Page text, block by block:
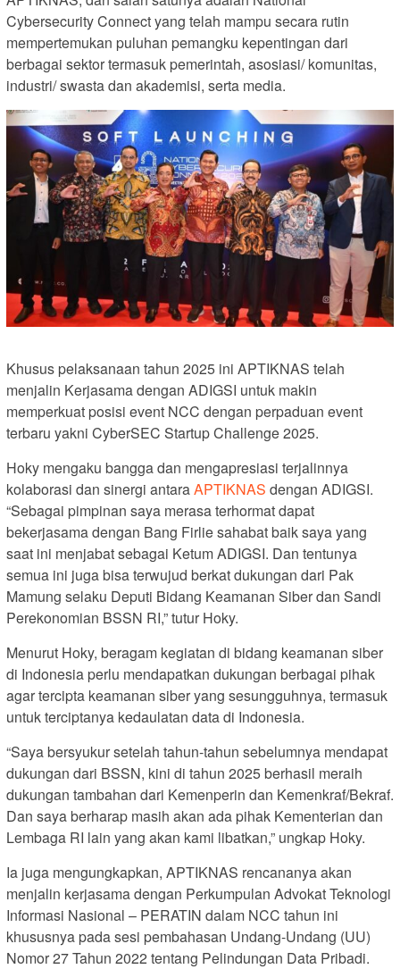
Cybersecurity Connect yang telah mampu secara rutin
mempertemukan puluhan pemangku kepentingan dari
berbagai sektor termasuk pemerintah, asosiasi/ komunitas,
industri/ swasta dan akademisi, serta media.
Khusus pelaksanaan tahun 2025 ini APTIKNAS telah
menjalin Kerjasama dengan ADIGSI untuk makin
memperkuat posisi event NCC dengan perpaduan event
terbaru yakni CyberSEC Startup Challenge 2025.
Hoky mengaku bangga dan mengapresiasi terjalinnya
kolaborasi dan sinergi antaraAPTIKNAS dengan ADIGSI.
“Sebagai pimpinan saya merasa terhormat dapat
bekerjasama dengan Bang Firlie sahabat baik saya yang
saat ini menjabat sebagai Ketum ADIGSI. Dan tentunya
semua ini juga bisa terwujud berkat dukungan dari Pak
Mamung selaku Deputi Bidang Keamanan Siber dan Sandi
Perekonomian BSSN RI,” tutur Hoky.
Menurut Hoky, beragam kegiatan di bidang keamanan siber
di Indonesia perlu mendapatkan dukungan berbagai pihak
agar tercipta keamanan siber yang sesungguhnya, termasuk
untuk terciptanya kedaulatan data di Indonesia.
“Saya bersyukur setelah tahun-tahun sebelumnya mendapat
dukungan dari BSSN, kini di tahun 2025 berhasil meraih
dukungan tambahan dari Kemenperin dan Kemenkraf/Bekraf.
Dan saya berharap masih akan ada pihak Kementerian dan
Lembaga RI lain yang akan kami libatkan,” ungkap Hoky.
Ia juga mengungkapkan, APTIKNAS rencananya akan
menjalin kerjasama dengan Perkumpulan Advokat Teknologi
Informasi Nasional – PERATIN dalam NCC tahun ini
khususnya pada sesi pembahasan Undang-Undang (UU)
Nomor 27 Tahun 2022 tentang Pelindungan Data Pribadi.